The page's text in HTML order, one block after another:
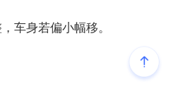
身若偏小幅移。